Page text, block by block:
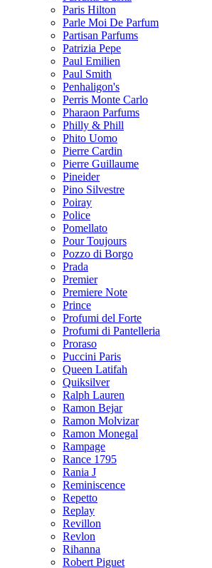
Paris Hilton
Parle Moi De Parfum
Partisan Parfums
Patrizia Pepe
Paul Emilien
Paul Smith
Penhaligon's
Perris Monte Carlo
Pharaon Parfums
Philly & Phill
Phito Uomo
Pierre Cardin
Pierre Guillaume
Pineider
Pino Silvestre
Poiray
Police
Pomellato
Pour Toujours
Pozzo di Borgo
Prada
Premier
Premiere Note
Prince
Profumi del Forte
Profumi di Pantelleria
Proraso
Puccini Paris
Queen Latifah
Quiksilver
Ralph Lauren
Ramon Bejar
Ramon Molvizar
Ramon Monegal
Rampage
Rance 1795
Rania J
Reminiscence
Repetto
Replay
Revillon
Revlon
Rihanna
Robert Piguet